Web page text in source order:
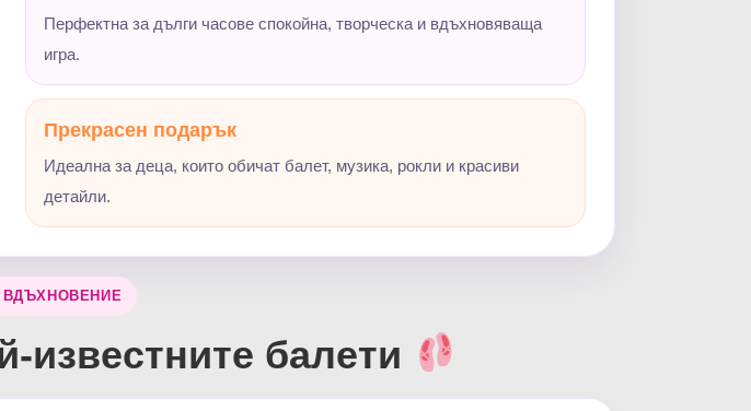
Перфектна за дълги часове спокойна, творческа и вдъхновяваща
игра.
Прекрасен подарък
Идеална за деца, които обичат балет, музика, рокли и красиви
детайли.
известните балети